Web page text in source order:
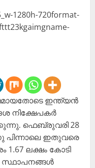
ഇന്ത്യന്‍
നിക്ഷേപകര്‍
ഫെബ്രുവരി 28
പിന്നാലെ ഇതുവരെ
1.67 ലക്ഷം കോടി
സ്ഥാപനങ്ങള്‍